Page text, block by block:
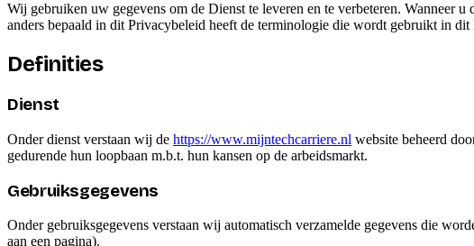
Wij gebruiken uw gegevens om de Dienst te leveren en te verbeteren. Wanneer
anders bepaald in dit Privacybeleid heeft de terminologie die wordt gebruikt in
Definities
Dienst
Onder dienst verstaan wij de https://www.mijntechcarriere.nl website beheerd
gedurende hun loopbaan m.b.t. hun kansen op de arbeidsmarkt.
Gebruiksgegevens
Onder gebruiksgegevens verstaan wij automatisch verzamelde gegevens die
aan een pagina).